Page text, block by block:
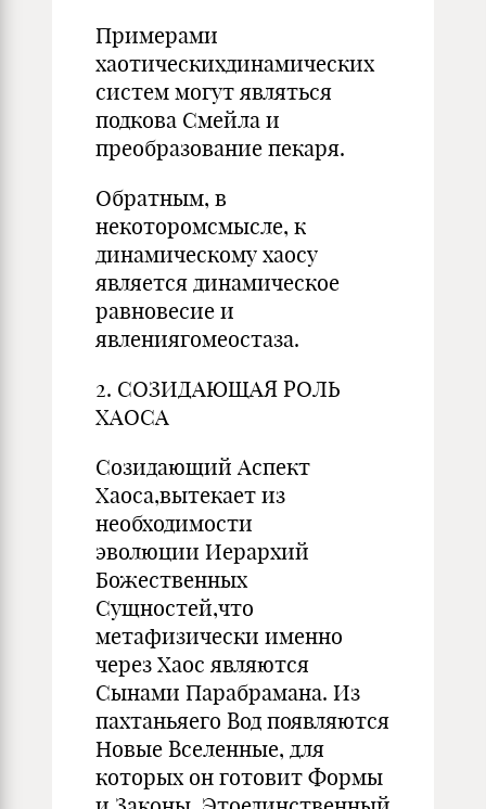
Примерами
хаотическихдинамических
систем могут являться
подкова Смейла и
преобразование пекаря.
Обратным, в
некоторомсмысле, к
динамическому хаосу
является динамическое
равновесие и
явлениягомеостаза.
2. СОЗИДАЮЩАЯ РОЛЬ
ХАОСА
Созидающий Аспект
Хаоса,вытекает из
необходимости
эволюции Иерархий
Божественных
Сущностей,что
метафизически именно
через Хаос являются
Сынами Парабрамана. Из
пахтаньяего Вод появляются
Новые Вселенные, для
которых он готовит Формы